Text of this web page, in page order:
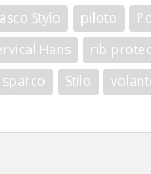
Stylo
piloto
Hans
rib
sparco Stilo